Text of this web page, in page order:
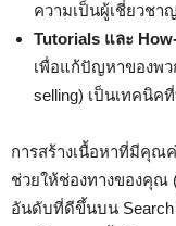
ความเป็นผู้เชี่ยวช
Tutorials และ
เพื่อแก้ปัญหาของพว
selling) เป็นเทคนิค
การสร้างเนื้อหาที่มีคุณ
ช่วยให้ช่องทางของคุณ
อันดับที่ดีขึ้นบน Search